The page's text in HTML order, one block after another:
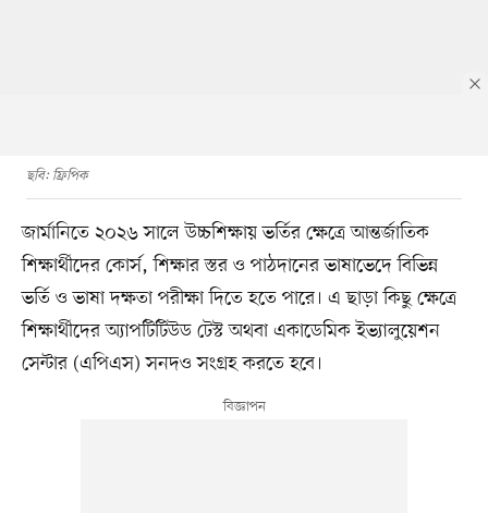
ছবি: ফ্রিপিক
জার্মানিতে ২০২৬ সালে উচ্চশিক্ষায় ভর্তির ক্ষেত্রে আন্তর্জাতিক
শিক্ষার্থীদের কোর্স, শিক্ষার স্তর ও পাঠদানের ভাষাভেদে বিভিন্ন
ভর্তি ও ভাষা দক্ষতা পরীক্ষা দিতে হতে পারে। এ ছাড়া কিছু ক্ষেত্রে
শিক্ষার্থীদের অ্যাপটিটিউড টেস্ট অথবা একাডেমিক ইভ্যালুয়েশন
সেন্টার (এপিএস) সনদও সংগ্রহ করতে হবে।